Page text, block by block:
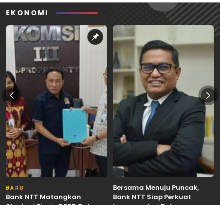
EKONOMI
BARU
Bank NTT Matangkan
Bersama Menuju Puncak,
Bank NTT Siap Perkuat